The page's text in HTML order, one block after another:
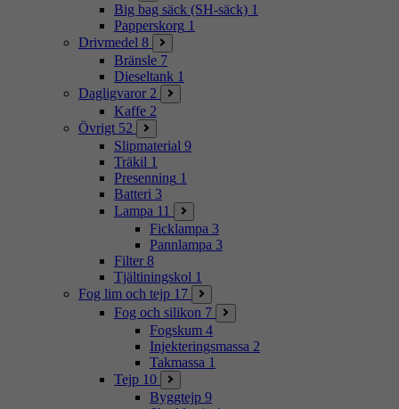
Big bag säck (SH-säck) 1
Papperskorg 1
Drivmedel 8
Bränsle 7
Dieseltank 1
Dagligvaror 2
Kaffe 2
Övrigt 52
Slipmaterial 9
Träkil 1
Presenning 1
Batteri 3
Lampa 11
Ficklampa 3
Pannlampa 3
Filter 8
Tjältiningskol 1
Fog lim och tejp 17
Fog och silikon 7
Fogskum 4
Injekteringsmassa 2
Takmassa 1
Tejp 10
Byggtejp 9